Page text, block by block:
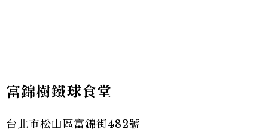
富錦樹鐵球食堂
台北市松山區富錦街482號